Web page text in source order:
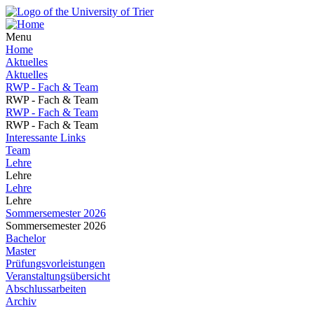
Menu
Home
Aktuelles
Aktuelles
RWP - Fach & Team
RWP - Fach & Team
RWP - Fach & Team
RWP - Fach & Team
Interessante Links
Team
Lehre
Lehre
Lehre
Lehre
Sommersemester 2026
Sommersemester 2026
Bachelor
Master
Prüfungsvorleistungen
Veranstaltungsübersicht
Abschlussarbeiten
Archiv